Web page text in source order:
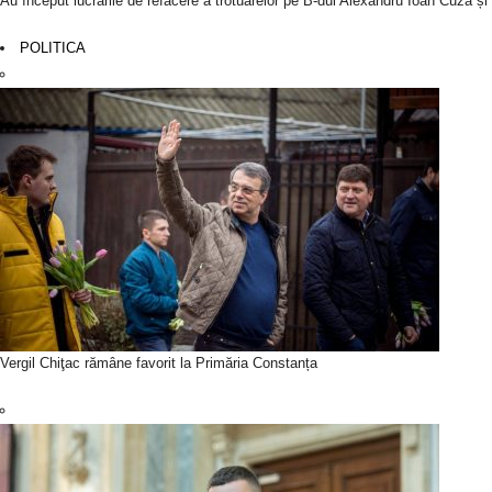
POLITICA
Vergil Chiţac rămâne favorit la Primăria Constanța